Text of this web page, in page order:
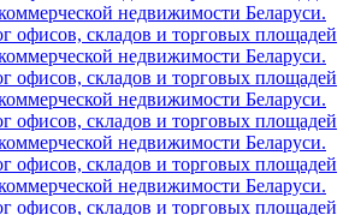
недвижимости Беларуси.
офисов, складов и торговых площадей
недвижимости Беларуси.
офисов, складов и торговых площадей
недвижимости Беларуси.
офисов, складов и торговых площадей
недвижимости Беларуси.
офисов, складов и торговых площадей
недвижимости Беларуси.
офисов, складов и торговых площадей